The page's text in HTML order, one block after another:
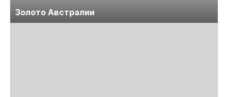
Золото Австралии